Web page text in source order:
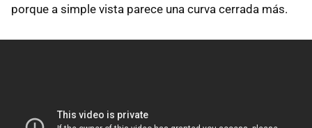
porque a simple vista parece una curva cerrada más.